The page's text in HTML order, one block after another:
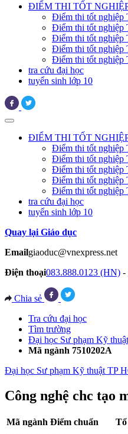
ĐIỂM THI TỐT
Điểm thi tốt nghiệp
Điểm thi tốt nghiệp
Điểm thi tốt nghiệp
Điểm thi tốt nghiệp
Điểm thi tốt nghiệp
tra cứu đại học
tuyển sinh lớp 10
ĐIỂM THI TỐT
Điểm thi tốt nghiệp
Điểm thi tốt nghiệp
Điểm thi tốt nghiệp
Điểm thi tốt nghiệp
Điểm thi tốt nghiệp
tra cứu đại học
tuyển sinh lớp 10
Quay lại Giáo dục
Emailgiaoduc@vnexpress.net
Điện thoại083.888.0123 (HN) -
Chia sẻ
Tra cứu đại học
Tìm trường
Đại học Sư phạm Kỹ
Mã ngành 7510202A
Đại học Sư phạm Kỹ thuật TP
Công nghệ chc tạo
Mã ngành Điểm chuẩn